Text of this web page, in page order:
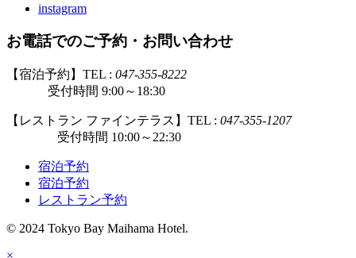
instagram
お電話でのご予約・お問い合わせ
【宿泊予約】TEL : 047-355-8222
受付時間 9:00～18:30
【レストラン ファインテラス】TEL : 047-355-1207
受付時間 10:00～22:30
宿泊予約
宿泊予約
レストラン予約
© 2024 Tokyo Bay Maihama Hotel.
×